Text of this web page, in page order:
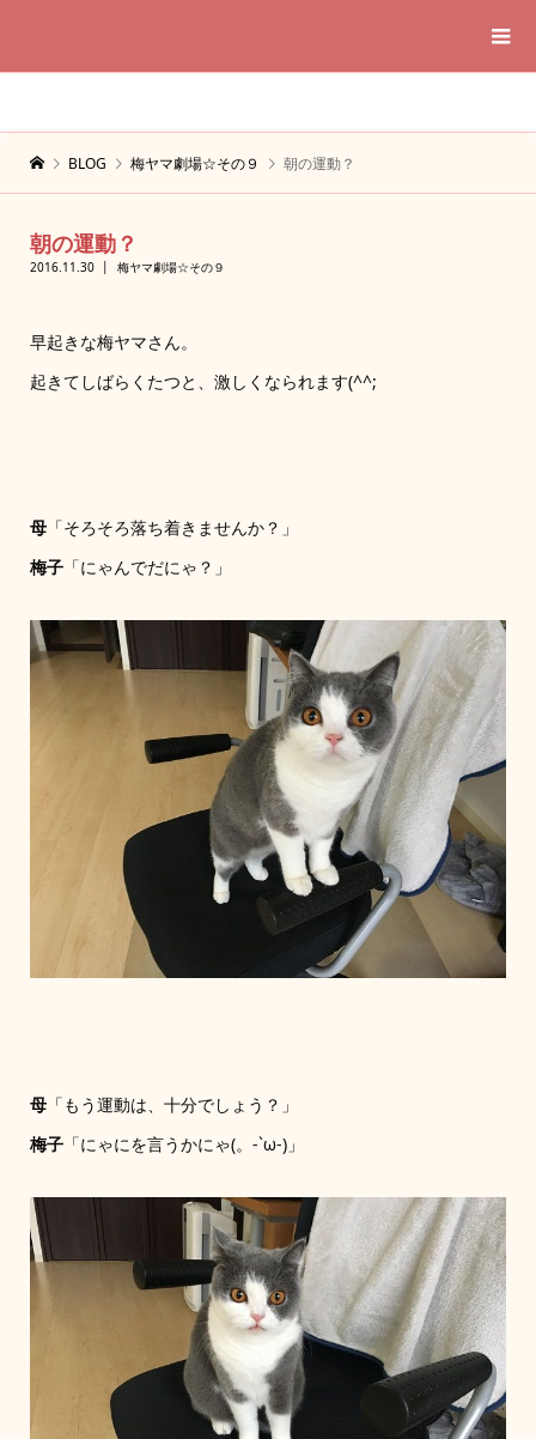
BLOG 梅ヤマ劇場☆その９ 朝の運動？
朝の運動？
2016.11.30 梅ヤマ劇場☆その９
早起きな梅ヤマさん。
起きてしばらくたつと、激しくなられます(^^;
母「そろそろ落ち着きませんか？」
梅子「にゃんでだにゃ？」
母「もう運動は、十分でしょう？」
梅子「にゃにを言うかにゃ(。-`ω-)」